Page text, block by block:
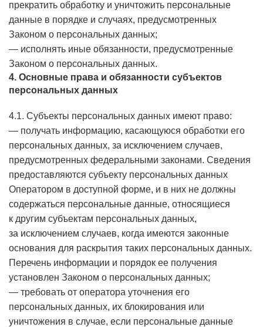
прекратить обработку и уничтожить персональные
данные в порядке и случаях, предусмотренных
Законом о персональных данных;
— исполнять иные обязанности, предусмотренные
Законом о персональных данных.
4. Основные права и обязанности субъектов
персональных данных
4.1. Субъекты персональных данных имеют право:
— получать информацию, касающуюся обработки его
персональных данных, за исключением случаев,
предусмотренных федеральными законами. Сведения
предоставляются субъекту персональных данных
Оператором в доступной форме, и в них не должны
содержаться персональные данные, относящиеся
к другим субъектам персональных данных,
за исключением случаев, когда имеются законные
основания для раскрытия таких персональных данных.
Перечень информации и порядок ее получения
установлен Законом о персональных данных;
— требовать от оператора уточнения его
персональных данных, их блокирования или
уничтожения в случае, если персональные данные